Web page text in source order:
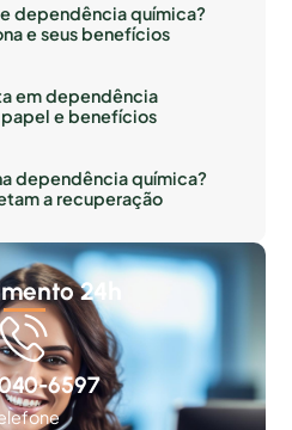
dependência química?
e seus benefícios
em dependência
e benefícios
dependência química?
a recuperação
24h
6597